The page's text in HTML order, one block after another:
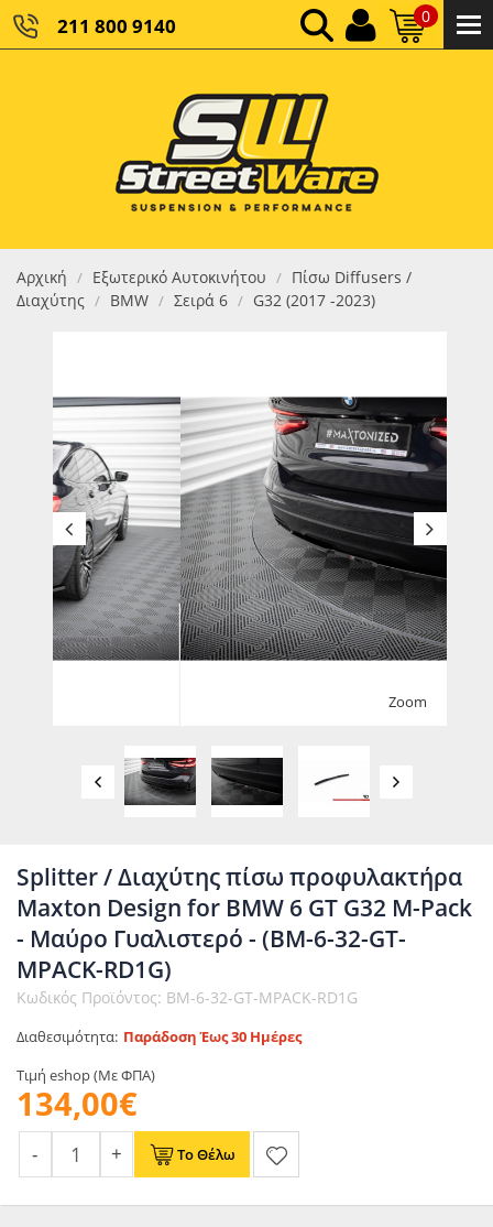
211 800 9140 0
ΚΑΘΑΡΌ ΣΎΝΟΛΟ:
ΤΕΛΙΚΌ ΣΎΝΟΛΟ:0,00 €
Αρχική / Εξωτερικό Αυτοκινήτου / Πίσω Diffusers /
Διαχύτης / BMW / Σειρά 6 / G32 (2017 -2023)
Zoom
Splitter / Διαχύτης πίσω προφυλακτήρα
Maxton Design for BMW 6 GT G32 M-Pack
- Μαύρο Γυαλιστερό - (BM-6-32-GT-
MPACK-RD1G)
Κωδικός Προϊόντος: BM-6-32-GT-MPACK-RD1G
Διαθεσιμότητα: Παράδοση Έως 30 Ημέρες
Τιμή eshop (Με ΦΠΑ)
134,00€
Το Θέλω